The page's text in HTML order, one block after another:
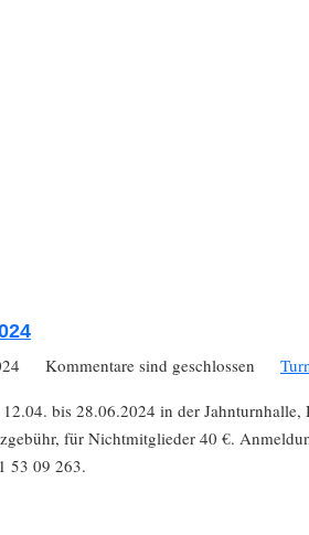
Kommentare sind geschlossen
bis 28.06.2024 in der
für Nichtmitglieder 40 €.
53 09 263.